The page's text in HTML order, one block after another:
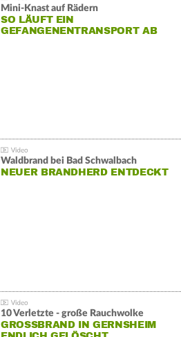
Mini-Knast auf Rädern
SO LÄUFT EIN
GEFANGENENTRANSPORT AB
Waldbrand bei Bad Schwalbach
NEUER BRANDHERD ENTDECKT
10 Verletzte - große Rauchwolke
GROSSBRAND IN GERNSHEIM E